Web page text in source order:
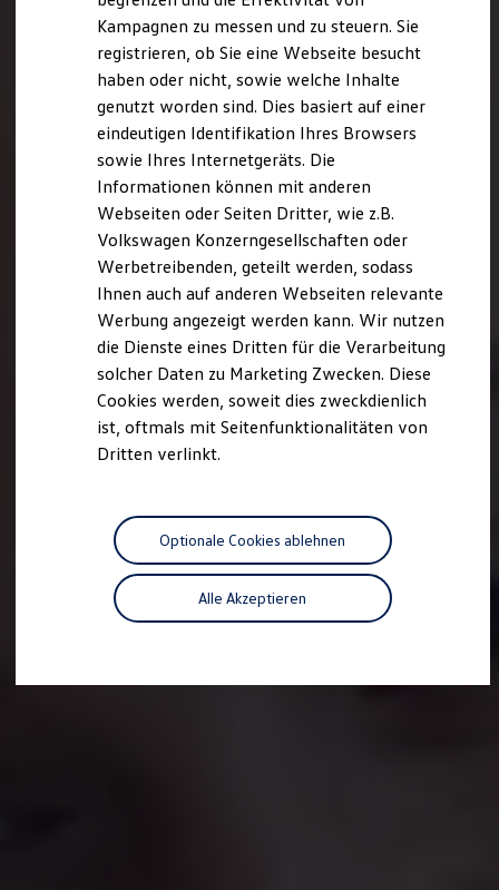
Kampagnen zu messen und zu steuern. Sie
registrieren, ob Sie eine Webseite besucht
haben oder nicht, sowie welche Inhalte
genutzt worden sind. Dies basiert auf einer
eindeutigen Identifikation Ihres Browsers
sowie Ihres Internetgeräts. Die
Informationen können mit anderen
Webseiten oder Seiten Dritter, wie z.B.
Volkswagen Konzerngesellschaften oder
Werbetreibenden, geteilt werden, sodass
Ihnen auch auf anderen Webseiten relevante
Werbung angezeigt werden kann. Wir nutzen
die Dienste eines Dritten für die Verarbeitung
solcher Daten zu Marketing Zwecken. Diese
Cookies werden, soweit dies zweckdienlich
ist, oftmals mit Seitenfunktionalitäten von
Dritten verlinkt.
Alle Akzeptieren
Optionale Cookies ablehnen